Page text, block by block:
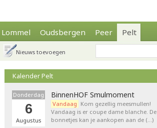
Lommel Oudsbergen Peer Pelt
Nieuws toevoegen
Kalender Pelt
Donderdag
6
Augustus
BinnenHOF Smulmoment
Vandaag Kom gezellig meesmullen!
Vandaag is er coupe dame blanche. De
bonnetjes kan je aankopen aan de (…)